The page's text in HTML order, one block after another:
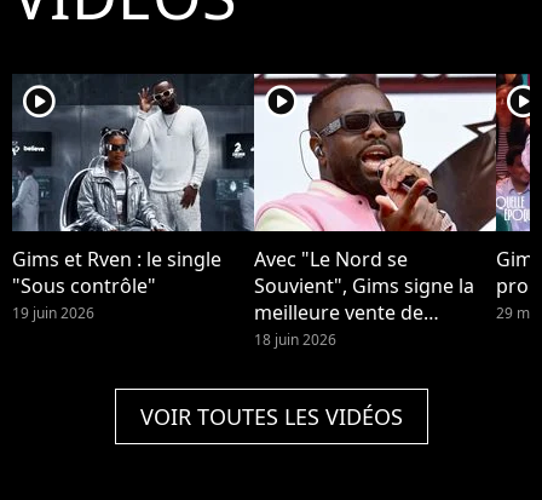
player2
Gims et Rven : le single
"Sous contrôle"
19 juin 2026
player2
Avec "Le Nord se
Souvient", Gims signe la
meilleure vente de
l'année.
18 juin 2026
player2
29
VOIR TOUTES LES VIDÉOS